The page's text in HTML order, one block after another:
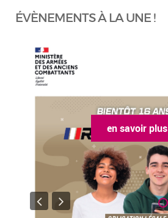
ÉVÈNEMENTS À LA UNE !
en savoir plus